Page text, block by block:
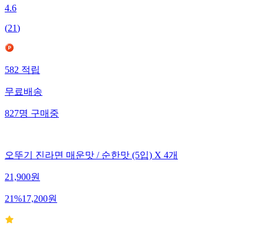
4.6
(21)
582적립
무료배송
827명구매중
오뚜기 진라면 매운맛 / 순한맛 (5입) X 4개
21,900원
21%17,200원